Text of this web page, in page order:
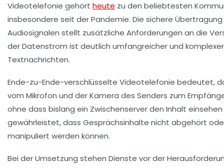
Videotelefonie gehört heute zu den beliebtesten
insbesondere seit der Pandemie. Die sichere
Audiosignalen stellt zusätzliche Anforderungen an die
der Datenstrom ist deutlich umfangreicher und
Textnachrichten.
Ende-zu-Ende-verschlüsselte Videotelefonie bedeutet,
vom Mikrofon und der Kamera des Senders zum
ohne dass bislang ein Zwischenserver den Inhalt einsehen
gewährleistet, dass Gesprächsinhalte nicht abgehört
manipuliert werden können.
Bei der Umsetzung stehen Dienste vor der